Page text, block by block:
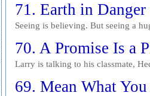
71. Earth in Danger
Seeing is believing. But seeing a
70. A Promise Is a
Larry is talking to his classmate,
69. Mean What